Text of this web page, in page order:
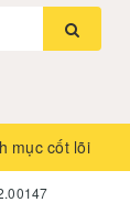
mục cốt lõi